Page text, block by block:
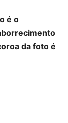
é o
da foto é